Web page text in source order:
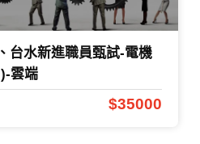
台水新進職員甄試-電機
雲端
$35000